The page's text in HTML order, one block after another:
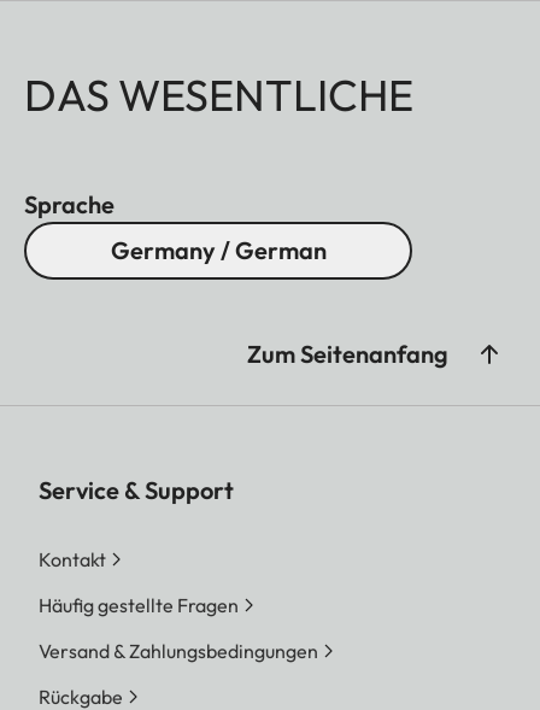
DAS WESENTLICHE
Sprache
Germany / German
Zum Seitenanfang
Service & Support
Kontakt
Häufig gestellte Fragen
Versand & Zahlungsbedingungen
Rückgabe